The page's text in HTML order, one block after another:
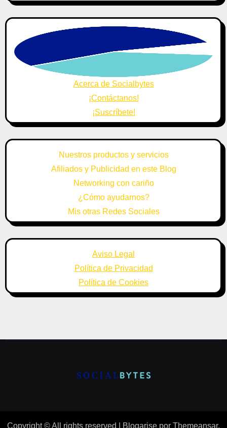
Acerca de Socialbytes
¡Contáctanos!
¡Suscríbete!
Nuestros productos y servicios
Afiliados y Publicidad en este Blog
Networking con cariño
¿Cómo ayudarnos?
Mis otras Redes Sociales
Aviso Legal
Política de Privacidad
Política de Cookies
Copyright © All rights reserved Blogarise por Themeansar.